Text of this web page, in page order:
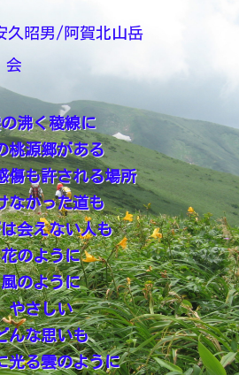
久昭男/阿賀北山岳
会
沸く稜線に
桃源郷がある
傷も許される場所
なかった道も
会えない人も
花のように
風のように
やさしい
んな思いも
光る雲のように